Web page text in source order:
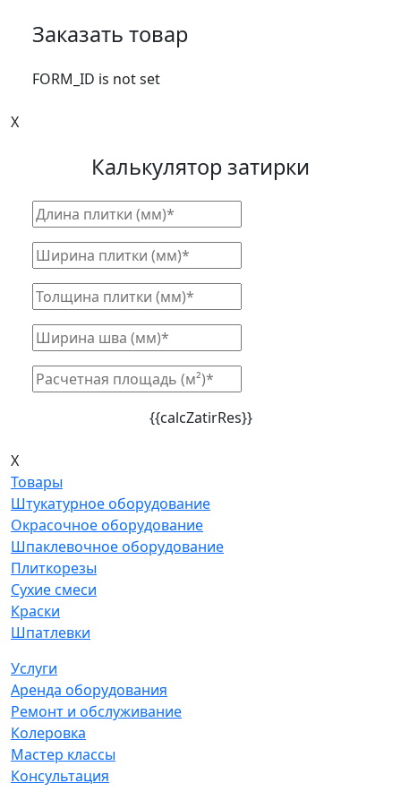
Заказать товар
FORM_ID is not set
X
Калькулятор затирки
{{calcZatirRes}}
X
Товары
Штукатурное оборудование
Окрасочное оборудование
Шпаклевочное оборудование
Плиткорезы
Сухие смеси
Краски
Шпатлевки
Услуги
Аренда оборудования
Ремонт и обслуживание
Колеровка
Мастер классы
Консультация